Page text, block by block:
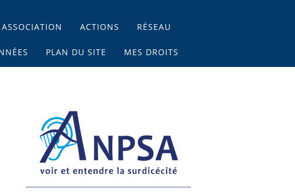
ASSOCIATION ACTIONS RÉSEAU
PLAN DU SITE MES DROITS